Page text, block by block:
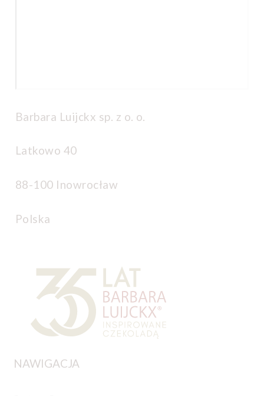
Barbara Luijckx sp. z o. o.
Latkowo 40
88-100 Inowrocław
Polska
NAWIGACJA